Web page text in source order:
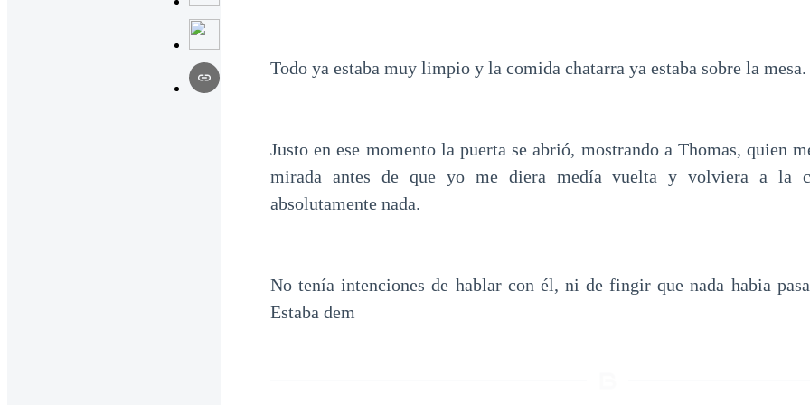
Todo ya estaba muy limpio y la comida chatarra ya estaba sobre la mesa.
Justo en ese momento la puerta se abrió, mostrando a Thomas, quien
mirada antes de que yo me diera medía vuelta y volviera a la
absolutamente nada.
No tenía intenciones de hablar con él, ni de fingir que nada habia
Estaba dem